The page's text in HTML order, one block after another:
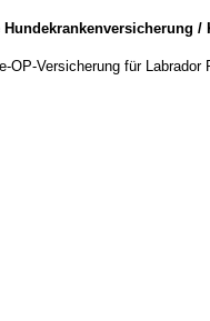
Hundekrankenversicherung
OP-Versicherung für Labrador